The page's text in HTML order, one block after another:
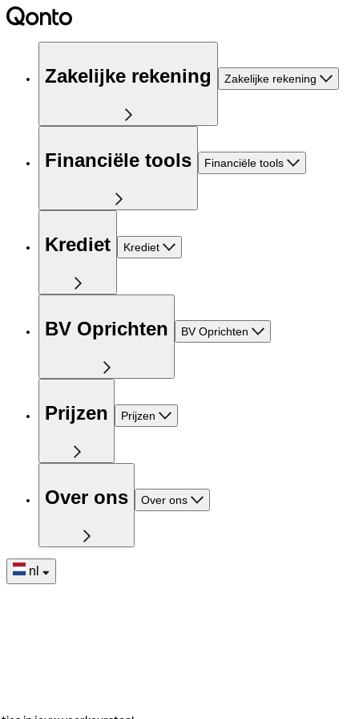
Zakelijke rekening Zakelijke rekening
Financiële tools Financiële tools
Krediet Krediet
BV Oprichten BV Oprichten
Prijzen Prijzen
Over ons Over ons
nl